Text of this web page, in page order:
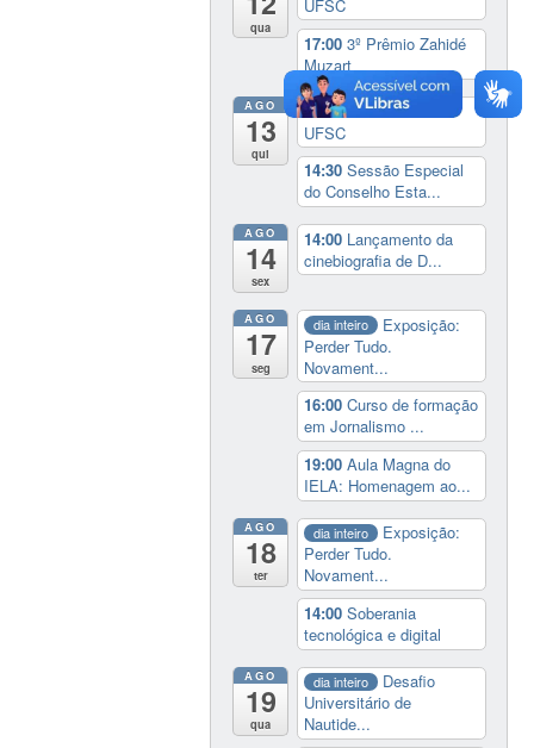
qua
UFSC
17:003º Prêmio Zahidé
Muzart
AGO
13
qui
9:00Feira do Livro da
UFSC
14:30Sessão Especial
do Conselho Esta...
AGO
14
sex
14:00 Lançamento da
cinebiografia de D...
AGO
17
seg
dia inteiro
Exposição:
Perder Tudo.
Novament...
16:00Curso de formação
em Jornalismo ...
19:00Aula Magna do
IELA: Homenagem ao...
AGO
18
ter
dia inteiro
Exposição:
Perder Tudo.
Novament...
14:00Soberania
tecnológica e digital
AGO
19
qua
dia inteiro
Desafio
Universitário de
Nautide...